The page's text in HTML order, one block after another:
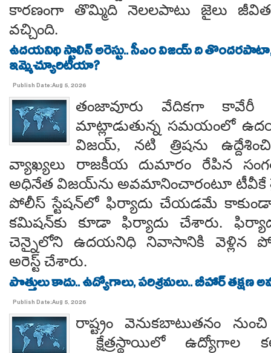
కారణంగా తొమ్మిది నెలలపాటు జైలు
వచ్చింది.
ఉదయనిథి స్టాలిన్ అరెస్టు.. సీఎం విజయ్ ది
ఇమ్మెచ్యూరిటీయా?
Publish Date:Aug 5, 2026
తంజావూరు వేదికగా
మాట్లాడుతున్న సమయంలో
విజయ్, నటి త్రిషను
వ్యాఖ్యలు రాజకీయ దుమారం రేపిన
అధినేత విజయ్‌ను అవమానించారంటూ టీవీకే
పోలీస్ స్టేషన్‌లో ఫిర్యాదు చేయడమే
కమిషన్‌కు కూడా ఫిర్యాదు చేశారు.
చెన్నైలోని ఉదయనిధి నివాసానికి వెళ్లిన
అరెస్ట్ చేశారు.
పొత్తులు కాదు.. ఉద్యోగాలు, పరిశ్రమలు.. బీహార్ తక్షణ
Publish Date:Aug 5, 2026
రాష్ట్రం వెనుకబాటుతనం
క్షేత్రస్థాయిలో ఉద్యోగాల